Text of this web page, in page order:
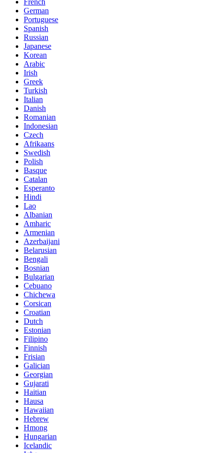
French
German
Portuguese
Spanish
Russian
Japanese
Korean
Arabic
Irish
Greek
Turkish
Italian
Danish
Romanian
Indonesian
Czech
Afrikaans
Swedish
Polish
Basque
Catalan
Esperanto
Hindi
Lao
Albanian
Amharic
Armenian
Azerbaijani
Belarusian
Bengali
Bosnian
Bulgarian
Cebuano
Chichewa
Corsican
Croatian
Dutch
Estonian
Filipino
Finnish
Frisian
Galician
Georgian
Gujarati
Haitian
Hausa
Hawaiian
Hebrew
Hmong
Hungarian
Icelandic